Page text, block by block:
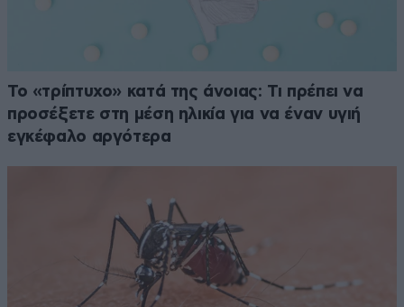
Το «τρίπτυχο» κατά της άνοιας: Τι πρέπει να
προσέξετε στη μέση ηλικία για να έναν υγιή
εγκέφαλο αργότερα